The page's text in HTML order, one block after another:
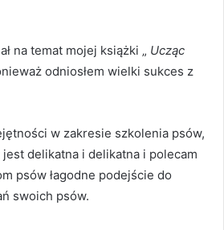
na temat mojej książki „ Ucząc
odniosłem wielki sukces z
w zakresie szkolenia psów,
delikatna i delikatna i polecam
psów łagodne podejście do
swoich psów.